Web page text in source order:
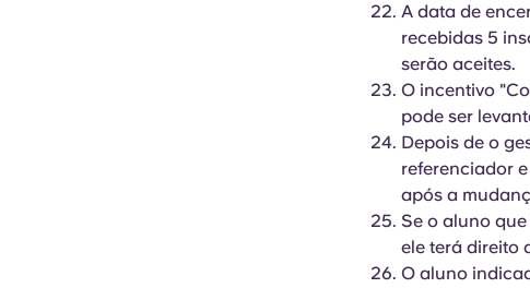
A data de
recebidas 5
serão aceites.
O incentivo
pode ser
Depois de o
referenciador
após a
Se o aluno
ele terá direito
O aluno